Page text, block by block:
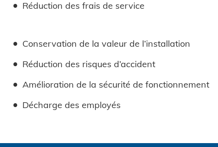
Réduction des frais de service
Conservation de la valeur de l’installation
Réduction des risques d’accident
Amélioration de la sécurité de fonctionnement
Décharge des employés